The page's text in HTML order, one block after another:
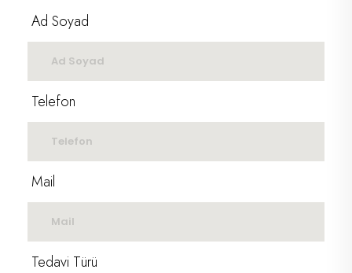
Ad Soyad
Telefon
Mail
Tedavi Türü